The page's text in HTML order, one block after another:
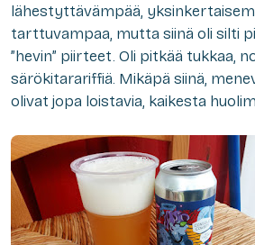
lähestyttävämpää,
tarttuvampaa, mutta siinä oli silti
”hevin” piirteet. Oli pitkää tukkaa,
särökitarariffiä. Mikäpä siinä,
olivat jopa loistavia, kaikesta